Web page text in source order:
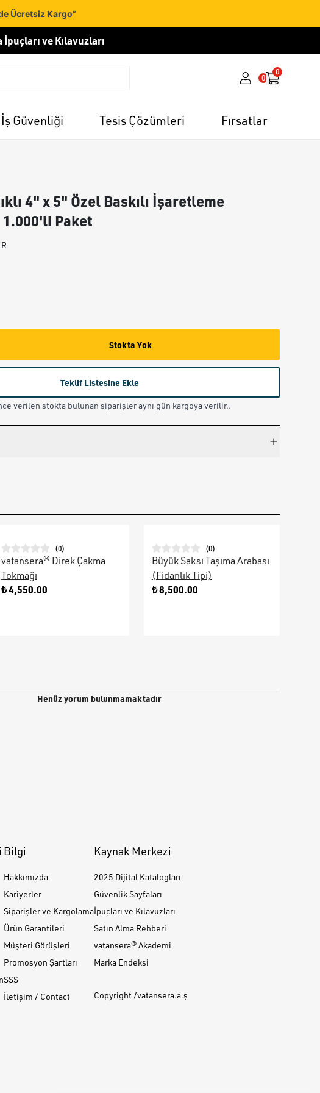
Ücretsiz Kargo”
ve Kılavuzları
0
0
İş Güvenliği Tesis Çözümleri Fırsatlar
4" x 5" Özel Baskılı İşaretleme
Paket
Stokta Yok
Teklif Listesine Ekle
verilen stokta bulunan siparişler aynı gün kargoya verilir..
(0)
vatansera® Direk Çakma
Tokmağı
₺ 4,550.00
(0)
Büyük Saksı Taşıma Arabası
(Fidanlık Tipi)
₺ 8,500.00
Henüz yorum bulunmamaktadır
Bilgi
Hakkımızda
Kariyerler
Siparişler ve Kargolama
Ürün Garantileri
Müşteri Görüşleri
Promosyon Şartları
SSS
İletişim / Contact
Kaynak Merkezi
2025 Dijital Katalogları
Güvenlik Sayfaları
İpuçları ve Kılavuzları
Satın Alma Rehberi
vatansera® Akademi
Marka Endeksi
Copyright /vatansera.a.ş